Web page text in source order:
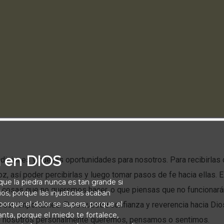
y nuevas oportunidades para nosotros. Para recibirlas
así poder percibirlas y luego tomar pasos de fe hacia ellas.
que no queremos hacer, o que piensas que no
son importantes. Pero nuestra confianza y reverencia hacia
nosotros personalmente queremos, pensamos o sentimos.
en DIOS
la piedra nunca es tan grande si
porque las injusticias acaban
el dolor se supera, porque el
porque el miedo te fortalece,